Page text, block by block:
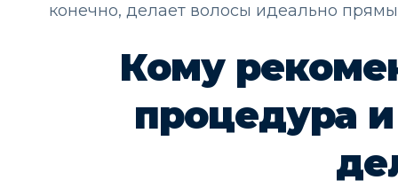
конечно, делает волосы идеально
Кому
процедура